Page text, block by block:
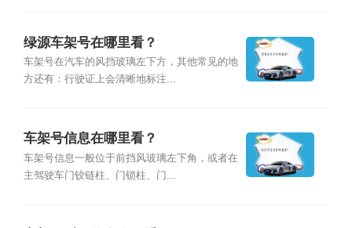
绿源车架号在哪里看？
车架号在汽车的风挡玻璃左下方，其他常见的地
方还有：行驶证上会清晰地标注...
车架号信息在哪里看？
车架号信息一般位于前挡风玻璃左下角，或者在
主驾驶车门铰链柱、门锁柱、门...